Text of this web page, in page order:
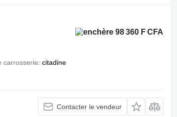
98 360 F CFA
carrosserie citadine
Contacter le vendeur